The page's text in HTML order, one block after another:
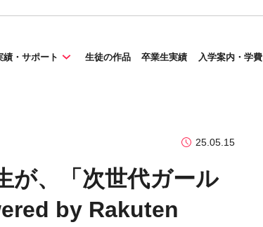
績・サポート 生徒の作品 卒業生実績 入学案内・学費
25.05.15
が、「次世代ガール
by Rakuten